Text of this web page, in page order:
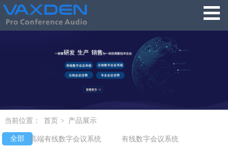
当前位置： 首页 > 产品展示
全部 高端有线数字会议系统
有线数字会议系统